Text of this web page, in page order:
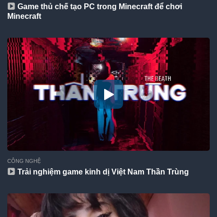
Game thủ chế tạo PC trong Minecraft để chơi
Minecraft
CÔNG NGHỆ
Trải nghiệm game kinh dị Việt Nam Thần Trùng